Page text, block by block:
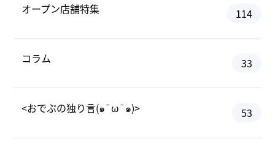
オープン店舗特集 114
コラム 33
<おでぶの独り言(๑¯ω¯๑)> 53